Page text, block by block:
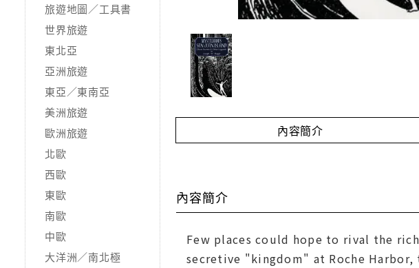
旅遊地圖／工具書
世界旅遊
東北亞
亞洲旅遊
東亞／東南亞
美洲旅遊
歐洲旅遊
北歐
西歐
東歐
南歐
中歐
大洋洲／南北極
內容簡介
內容簡介
Few places could hope to rival the
secretive "kingdom" at Roche